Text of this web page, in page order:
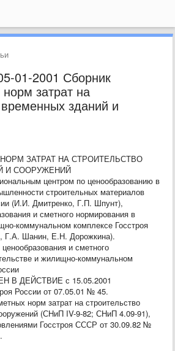
01-2001 Сборник
затрат на
временных зданий и
ЗАТРАТ НА СТРОИТЕЛЬСТВО
И СООРУЖЕНИЙ
центром по ценообразованию в
строительных материалов
(И.И. Дмитренко, Г.П. Шпунт),
и сметного нормирования в
коммунальном комплексе Госстроя
Г.А. Шанин, Е.Н. Дорожкина).
и сметного
и жилищно-коммунальном
В ДЕЙСТВИЕ с 15.05.2001
России от 07.05.01 № 45.
норм затрат на строительство
(СНиП IV-9-82; СНиП 4.09-91),
Госстроя СССР от 30.09.82 №